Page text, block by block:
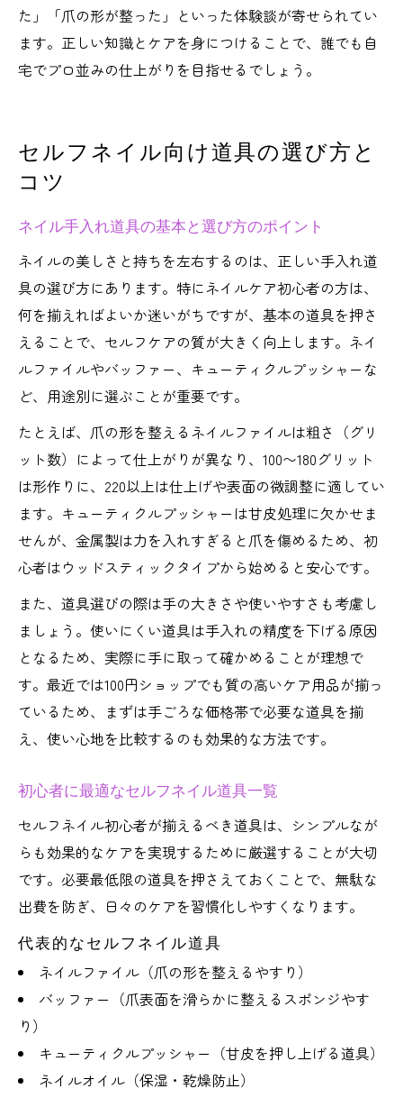
た」「爪の形が整った」といった体験談が寄せられてい
ます。正しい知識とケアを身につけることで、誰でも自
宅でプロ並みの仕上がりを目指せるでしょう。
セルフネイル向け道具の選び方と
コツ
ネイル手入れ道具の基本と選び方のポイント
ネイルの美しさと持ちを左右するのは、正しい手入れ道
具の選び方にあります。特にネイルケア初心者の方は、
何を揃えればよいか迷いがちですが、基本の道具を押さ
えることで、セルフケアの質が大きく向上します。ネイ
ルファイルやバッファー、キューティクルプッシャーな
ど、用途別に選ぶことが重要です。
たとえば、爪の形を整えるネイルファイルは粗さ（グリ
ット数）によって仕上がりが異なり、100〜180グリット
は形作りに、220以上は仕上げや表面の微調整に適してい
ます。キューティクルプッシャーは甘皮処理に欠かせま
せんが、金属製は力を入れすぎると爪を傷めるため、初
心者はウッドスティックタイプから始めると安心です。
また、道具選びの際は手の大きさや使いやすさも考慮し
ましょう。使いにくい道具は手入れの精度を下げる原因
となるため、実際に手に取って確かめることが理想で
す。最近では100円ショップでも質の高いケア用品が揃っ
ているため、まずは手ごろな価格帯で必要な道具を揃
え、使い心地を比較するのも効果的な方法です。
初心者に最適なセルフネイル道具一覧
セルフネイル初心者が揃えるべき道具は、シンプルなが
らも効果的なケアを実現するために厳選することが大切
です。必要最低限の道具を押さえておくことで、無駄な
出費を防ぎ、日々のケアを習慣化しやすくなります。
代表的なセルフネイル道具
ネイルファイル（爪の形を整えるやすり）
バッファー（爪表面を滑らかに整えるスポンジやす
り）
キューティクルプッシャー（甘皮を押し上げる道具）
ネイルオイル（保湿・乾燥防止）